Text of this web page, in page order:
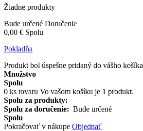
Žiadne produkty
Bude určené Doručenie
0,00 € Spolu
Pokladňa
Produkt bol úspešne pridaný do vášho košíka
Množstvo
Spolu
0 ks tovaru Vo vašom košíku je 1 produkt.
Spolu za produkty:
Spolu za doručenie: Bude určené
Spolu
Pokračovať v nákupe Objednať